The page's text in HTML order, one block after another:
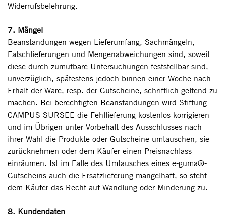
Widerrufsbelehrung.
7. Mängel
Beanstandungen wegen Lieferumfang, Sachmängeln,
Falschlieferungen und Mengenabweichungen sind, soweit
diese durch zumutbare Untersuchungen feststellbar sind,
unverzüglich, spätestens jedoch binnen einer Woche nach
Erhalt der Ware, resp. der Gutscheine, schriftlich geltend zu
machen. Bei berechtigten Beanstandungen wird Stiftung
CAMPUS SURSEE die Fehllieferung kostenlos korrigieren
und im Übrigen unter Vorbehalt des Ausschlusses nach
ihrer Wahl die Produkte oder Gutscheine umtauschen, sie
zurücknehmen oder dem Käufer einen Preisnachlass
einräumen. Ist im Falle des Umtausches eines e-guma®-
Gutscheins auch die Ersatzlieferung mangelhaft, so steht
dem Käufer das Recht auf Wandlung oder Minderung zu.
8. Kundendaten